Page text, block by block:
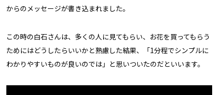
からのメッセージが書き込まれました。
この時の白石さんは、多くの人に見てもらい、お花を買ってもらう
ためにはどうしたらいいかと熟慮した結果、「1分程でシンプルに
わかりやすいものが良いのでは」と思いついたのだといいます。